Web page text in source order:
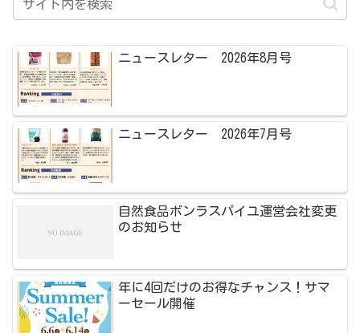
ニュースレター 2026年8月号
ニュースレター 2026年7月号
自然食品ボンラスパイユ運営会社変更
のお知らせ
年に4回だけのお得なチャンス！サマ
ーセール開催